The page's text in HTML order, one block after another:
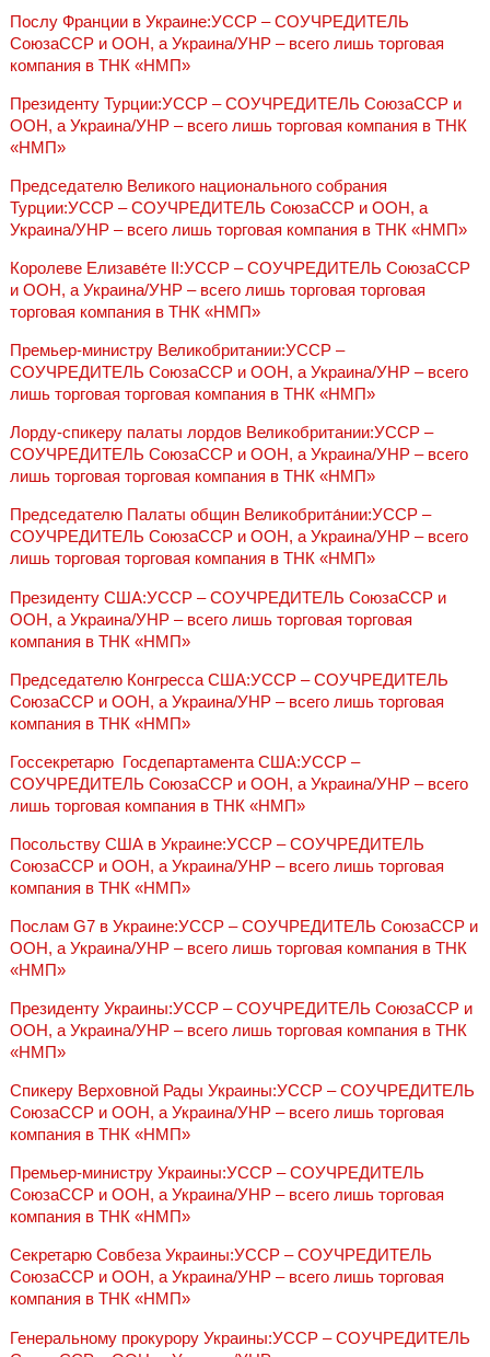
Послу Франции в Украине:УССР – СОУЧРЕДИТЕЛЬ
СоюзаССР и ООН, а Украина/УНР – всего лишь торговая
компания в ТНК «НМП»
Президенту Турции:УССР – СОУЧРЕДИТЕЛЬ СоюзаССР и
ООН, а Украина/УНР – всего лишь торговая компания в ТНК
«НМП»
Председателю Великого национального собрания
Турции:УССР – СОУЧРЕДИТЕЛЬ СоюзаССР и ООН, а
Украина/УНР – всего лишь торговая компания в ТНК «НМП»
Королеве Елизаве́те II:УССР – СОУЧРЕДИТЕЛЬ СоюзаССР
и ООН, а Украина/УНР – всего лишь торговая торговая
торговая компания в ТНК «НМП»
Премьер-министру Великобритании:УССР –
СОУЧРЕДИТЕЛЬ СоюзаССР и ООН, а Украина/УНР – всего
лишь торговая торговая компания в ТНК «НМП»
Лорду-спикеру палаты лордов Великобритании:УССР –
СОУЧРЕДИТЕЛЬ СоюзаССР и ООН, а Украина/УНР – всего
лишь торговая торговая компания в ТНК «НМП»
Председателю Палаты общин Великобрита́нии:УССР –
СОУЧРЕДИТЕЛЬ СоюзаССР и ООН, а Украина/УНР – всего
лишь торговая торговая компания в ТНК «НМП»
Президенту США:УССР – СОУЧРЕДИТЕЛЬ СоюзаССР и
ООН, а Украина/УНР – всего лишь торговая торговая
компания в ТНК «НМП»
Председателю Конгресса США:УССР – СОУЧРЕДИТЕЛЬ
СоюзаССР и ООН, а Украина/УНР – всего лишь торговая
компания в ТНК «НМП»
Госсекретарю‎ ‎ Госдепартамента США:УССР –
СОУЧРЕДИТЕЛЬ СоюзаССР и ООН, а Украина/УНР – всего
лишь торговая компания в ТНК «НМП»
Посольству США в Украине:УССР – СОУЧРЕДИТЕЛЬ
СоюзаССР и ООН, а Украина/УНР – всего лишь торговая
компания в ТНК «НМП»
Послам G7 в Украине:УССР – СОУЧРЕДИТЕЛЬ СоюзаССР и
ООН, а Украина/УНР – всего лишь торговая компания в ТНК
«НМП»
Президенту Украины:УССР – СОУЧРЕДИТЕЛЬ СоюзаССР и
ООН, а Украина/УНР – всего лишь торговая компания в ТНК
«НМП»
Спикеру Верховной Рады Украины:УССР – СОУЧРЕДИТЕЛЬ
СоюзаССР и ООН, а Украина/УНР – всего лишь торговая
компания в ТНК «НМП»
Премьер-министру Украины:УССР – СОУЧРЕДИТЕЛЬ
СоюзаССР и ООН, а Украина/УНР – всего лишь торговая
компания в ТНК «НМП»
Секретарю Совбеза Украины:УССР – СОУЧРЕДИТЕЛЬ
СоюзаССР и ООН, а Украина/УНР – всего лишь торговая
компания в ТНК «НМП»
Генеральному прокурору Украины:УССР – СОУЧРЕДИТЕЛЬ